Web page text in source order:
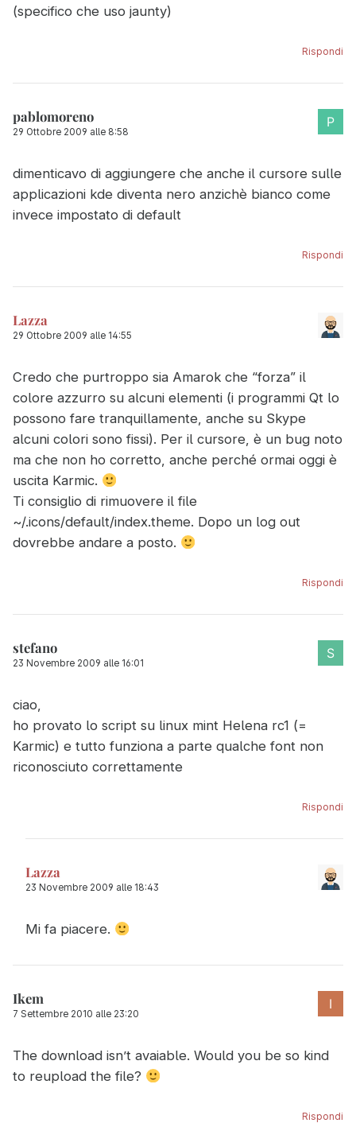
(specifico che uso jaunty)
Rispondi
pablomoreno
29 Ottobre 2009 alle 8:58
dimenticavo di aggiungere che anche il cursore sulle
applicazioni kde diventa nero anzichè bianco come
invece impostato di default
Rispondi
Lazza
29 Ottobre 2009 alle 14:55
Credo che purtroppo sia Amarok che “forza” il
colore azzurro su alcuni elementi (i programmi Qt lo
possono fare tranquillamente, anche su Skype
alcuni colori sono fissi). Per il cursore, è un bug noto
ma che non ho corretto, anche perché ormai oggi è
uscita Karmic.
Ti consiglio di rimuovere il file
~/.icons/default/index.theme. Dopo un log out
dovrebbe andare a posto.
Rispondi
stefano
23 Novembre 2009 alle 16:01
ciao,
ho provato lo script su linux mint Helena rc1 (=
Karmic) e tutto funziona a parte qualche font non
riconosciuto correttamente
Rispondi
Lazza
23 Novembre 2009 alle 18:43
Mi fa piacere.
Ikem
7 Settembre 2010 alle 23:20
The download isn’t avaiable. Would you be so kind
to reupload the file?
Rispondi